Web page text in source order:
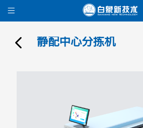

 静配中心分拣机